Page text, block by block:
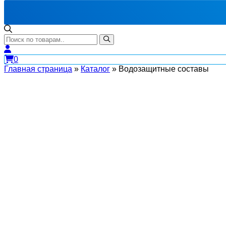
0
Главная страница » Каталог » Водозащитные составы